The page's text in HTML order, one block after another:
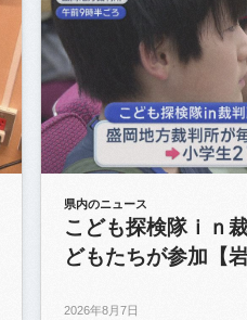
県内のニュース
こども探検隊ｉｎ
どもたちが参加【
2026年8月7日